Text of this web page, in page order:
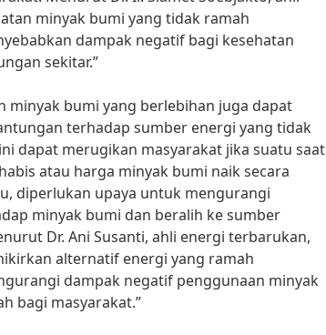
minyak bumi yang tidak ramah
dampak negatif bagi kesehatan
sekitar.”
minyak bumi yang berlebihan juga dapat
terhadap sumber energi yang tidak
dapat merugikan masyarakat jika suatu saat
atau harga minyak bumi naik secara
diperlukan upaya untuk mengurangi
minyak bumi dan beralih ke sumber
Dr. Ani Susanti, ahli energi terbarukan,
alternatif energi yang ramah
dampak negatif penggunaan minyak
bagi masyarakat.”